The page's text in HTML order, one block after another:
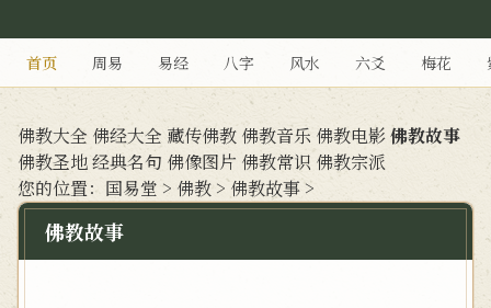
首页 周易 易经 八字 风水 六爻 梅花
佛教大全 佛经大全 藏传佛教 佛教音乐 佛教电影佛教故事
佛教圣地经典名句 佛像图片 佛教常识 佛教宗派
您的位置： 国易堂 > 佛教 >佛教故事>
佛教故事